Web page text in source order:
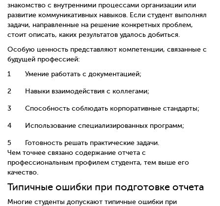
знакомство с внутренними процессами организации или
развитие коммуникативных навыков. Если студент выполнял
задачи, направленные на решение конкретных проблем,
стоит описать, каких результатов удалось добиться.
Особую ценность представляют компетенции, связанные с
будущей профессией:
Умение работать с документацией;
Навыки взаимодействия с коллегами;
Способность соблюдать корпоративные стандарты;
Использование специализированных программ;
Готовность решать практические задачи.
Чем точнее связано содержание отчета с
профессиональным профилем студента, тем выше его
качество.
Типичные ошибки при подготовке отчета
Многие студенты допускают типичные ошибки при